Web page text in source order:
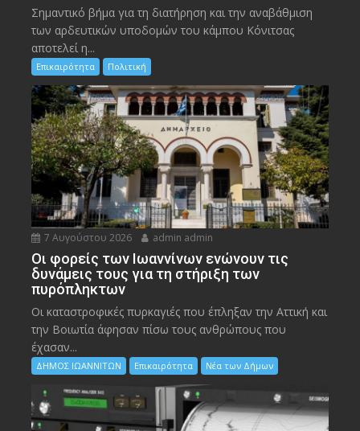
Σημαντικό βήμα για τη διατήρηση και την αναβάθμιση
των αρδευτικών υποδομών του κάμπου Κόνιτσας
αποτελεί η...
Επικαιρότητα Πολιτική
7 Αυγούστου 2026 admin admin
Οι φορείς των Ιωαννίνων ενώνουν τις
δυνάμεις τους για τη στήριξη των
πυρόπληκτων
Οι καταστροφικές πυρκαγιές που έπληξαν την Αττική και
την Bοιωτία άφησαν πίσω τους ανθρώπους που
έχασαν...
ΔΗΜΟΣ ΙΩΑΝΝΙΤΩΝ Επικαιρότητα Νέα των Δήμων